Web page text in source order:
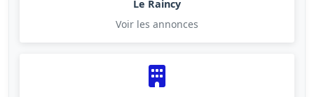
Le Raincy
Voir les annonces